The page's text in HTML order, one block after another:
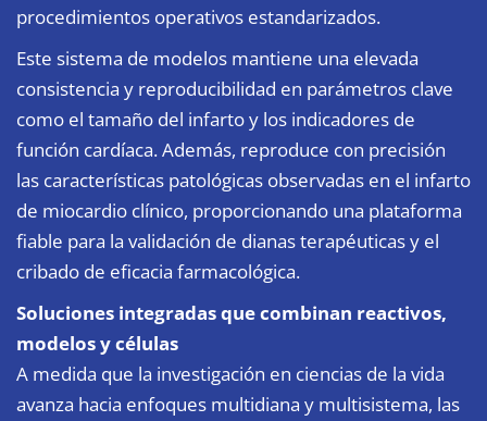
procedimientos operativos estandarizados.
Este sistema de modelos mantiene una elevada
consistencia y reproducibilidad en parámetros clave
como el tamaño del infarto y los indicadores de
función cardíaca. Además, reproduce con precisión
las características patológicas observadas en el infarto
de miocardio clínico, proporcionando una plataforma
fiable para la validación de dianas terapéuticas y el
cribado de eficacia farmacológica.
Soluciones integradas que combinan reactivos,
modelos y células
A medida que la investigación en ciencias de la vida
avanza hacia enfoques multidiana y multisistema, las